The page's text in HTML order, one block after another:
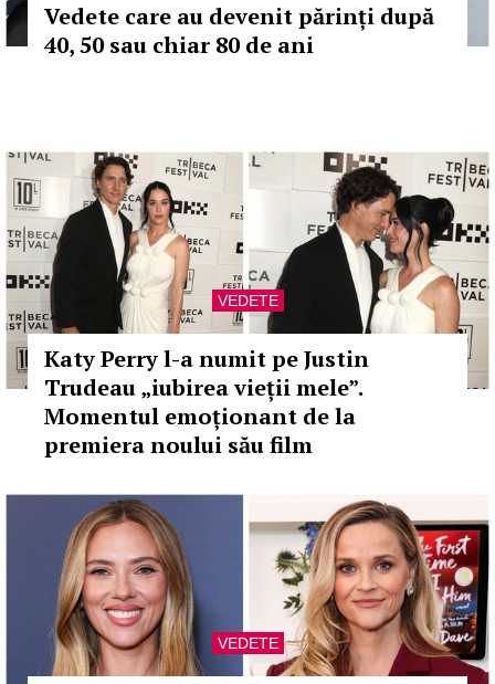
Vedete care au devenit părinți după
40, 50 sau chiar 80 de ani
VEDETE
Katy Perry l-a numit pe Justin
Trudeau „iubirea vieții mele”.
Momentul emoționant de la
premiera noului său film
VEDETE